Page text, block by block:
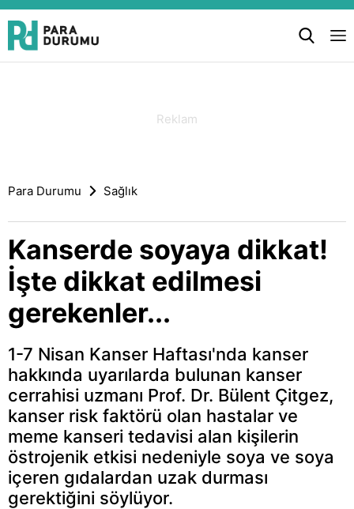
Para Durumu Sağlık
Kanserde soyaya dikkat!
İşte dikkat edilmesi
gerekenler...
1-7 Nisan Kanser Haftası'nda kanser
hakkında uyarılarda bulunan kanser
cerrahisi uzmanı Prof. Dr. Bülent Çitgez,
kanser risk faktörü olan hastalar ve
meme kanseri tedavisi alan kişilerin
östrojenik etkisi nedeniyle soya ve soya
içeren gıdalardan uzak durması
gerektiğini söylüyor.